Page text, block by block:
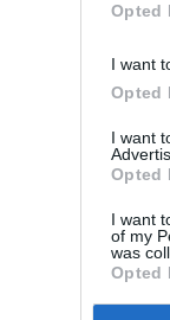
Opted
I want
Opted
I want
Opted
I want
of my
was
Opted